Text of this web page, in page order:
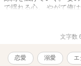
で揺れる心。 やがて俺
と完全に一致している
は、妻だけではないと
それでも同じ食卓に座
文字数
恋愛 溺愛 エ